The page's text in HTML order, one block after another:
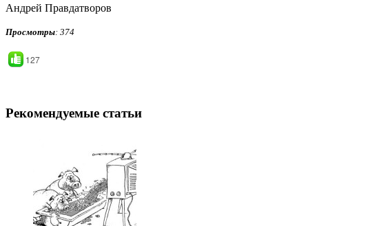
Андрей Правдатворов
Просмотры: 374
127
Рекомендуемые статьи